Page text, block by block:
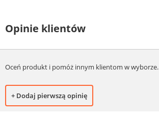
Opinie klientów
Oceń produkt i pomóż innym klientom w wyborze.
+ Dodaj pierwszą opinię